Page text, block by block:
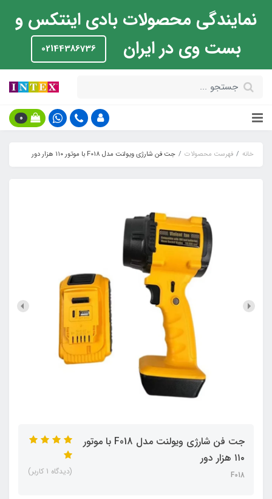
نمایندگی محصولات بادی اینتکس و
بست وی در ایران
02144386736
0
خانه فهرست محصولات جت فن شارژی ویولنت مدل F018 با موتور ۱۱۰ هزار دور
جت فن شارژی ویولنت مدل F018 با موتور
۱۱۰ هزار دور
F018 (دیدگاه 1 کاربر)